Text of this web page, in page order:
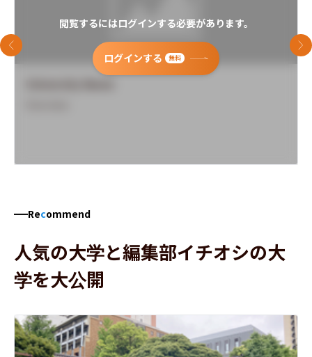
閲覧するにはログインする必要があります。
ログインする 無料
前のスライド 次
Recommend
人気の大学と編集部イチオシの大
学を大公開